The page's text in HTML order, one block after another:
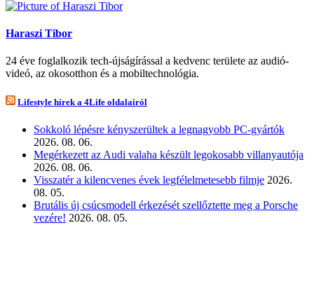
Haraszi Tibor
24 éve foglalkozik tech-újságírással a kedvenc területe az audió-
videó, az okosotthon és a mobiltechnológia.
Lifestyle hírek a 4Life oldalairól
Sokkoló lépésre kényszerültek a legnagyobb PC-gyártók
2026. 08. 06.
Megérkezett az Audi valaha készült legokosabb villanyautója
2026. 08. 06.
Visszatér a kilencvenes évek legfélelmetesebb filmje 2026.
08. 05.
Brutális új csúcsmodell érkezését szellőztette meg a Porsche
vezére! 2026. 08. 05.